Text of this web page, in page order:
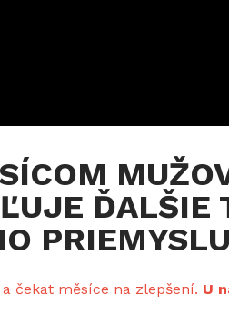
ĎALŠIE
čekat měsíce na zlepšení. U